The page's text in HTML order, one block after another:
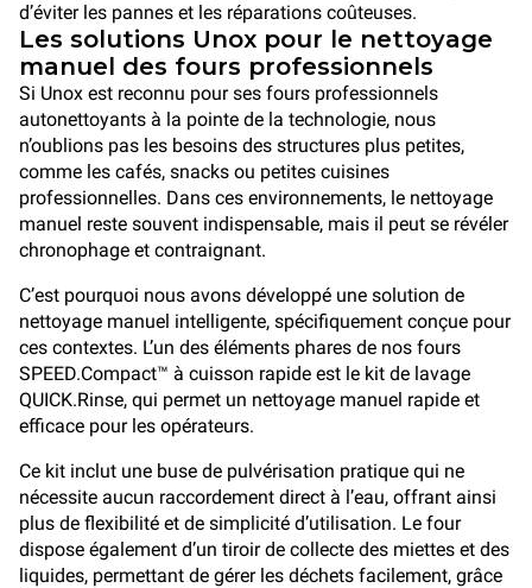
d’éviter les pannes et les réparations coûteuses.
Les solutions Unox pour le nettoyage
manuel des fours professionnels
Si Unox est reconnu pour ses fours professionnels
autonettoyants à la pointe de la technologie, nous
n’oublions pas les besoins des structures plus petites,
comme les cafés, snacks ou petites cuisines
professionnelles. Dans ces environnements, le nettoyage
manuel reste souvent indispensable, mais il peut se révéler
chronophage et contraignant.
C’est pourquoi nous avons développé une solution de
nettoyage manuel intelligente, spécifiquement conçue pour
ces contextes. L’un des éléments phares de nos fours
SPEED.Compact™ à cuisson rapide est le kit de lavage
QUICK.Rinse, qui permet un nettoyage manuel rapide et
efficace pour les opérateurs.
Ce kit inclut une buse de pulvérisation pratique qui ne
nécessite aucun raccordement direct à l’eau, offrant ainsi
plus de flexibilité et de simplicité d’utilisation. Le four
dispose également d’un tiroir de collecte des miettes et des
liquides, permettant de gérer les déchets facilement, grâce